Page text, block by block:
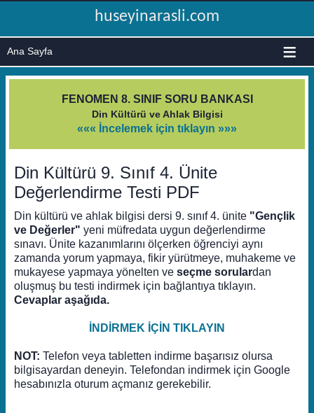
huseyinarasli.com
≡
FENOMEN 8. SINIF SORU BANKASI
Din Kültürü ve Ahlak Bilgisi
««« İncelemek için tıklayın »»»
Din Kültürü 9. Sınıf 4. Ünite
Değerlendirme Testi PDF
Din kültürü ve ahlak bilgisi dersi 9. sınıf 4. ünite "Gençlik
ve Değerler" yeni müfredata uygun değerlendirme
sınavı. Ünite kazanımlarını ölçerken öğrenciyi aynı
zamanda yorum yapmaya, fikir yürütmeye, muhakeme ve
mukayese yapmaya yönelten ve seçme sorulardan
oluşmuş bu testi indirmek için bağlantıya tıklayın.
Cevaplar aşağıda.
İNDİRMEK İÇİN TIKLAYIN
NOT: Telefon veya tabletten indirme başarısız olursa
bilgisayardan deneyin. Telefondan indirmek için Google
hesabınızla oturum açmanız gerekebilir.